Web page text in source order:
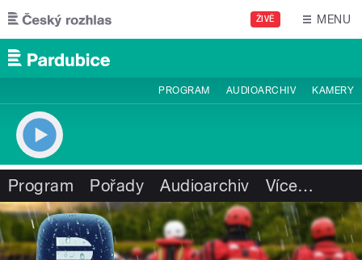
Přejít k hlavnímu obsahu
ŽIVĚ MENU
PROGRAM AUDIOARCHIV KAMERY
Program Pořady Audioarchiv Více…